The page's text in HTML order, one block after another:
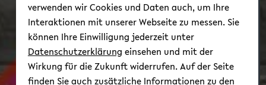
KUNST-​ UND MU­SIK­PÄD­
AGO­GIK | KULTUR-​
VERMITTLUNG
verwenden wir Cookies und Daten auch, um Ihre
Interaktionen mit unserer Webseite zu messen. Sie
können Ihre Einwilligung jederzeit unter
Datenschutzerklärung einsehen und mit der
Wirkung für die Zukunft widerrufen. Auf der Seite
finden Sie auch zusätzliche Informationen zu den